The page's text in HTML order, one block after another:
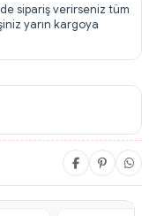
sipariş verirseniz tüm
yarın kargoya